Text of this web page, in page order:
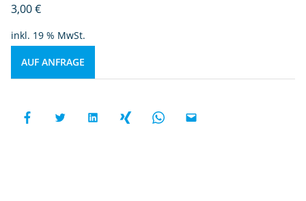
3,00€
inkl. 19 % MwSt.
AUF ANFRAGE